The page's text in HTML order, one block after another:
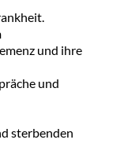
und ihre
und
sterbenden